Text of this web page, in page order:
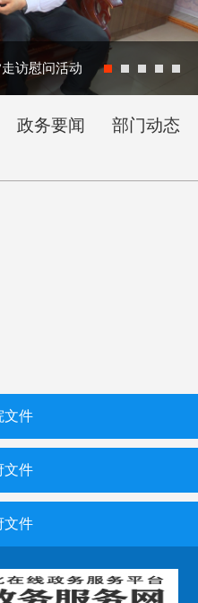
访慰问活动
政务要闻
部门动态
文件
文件
文件